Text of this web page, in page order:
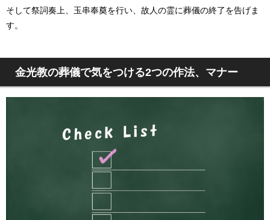
そして祭詞奏上、玉串奉奠を行い、故人の霊に葬儀の終了を告げま
す。
金光教の葬儀で気をつける2つの作法、マナー